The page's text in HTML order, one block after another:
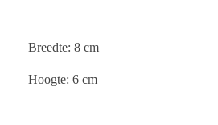
Breedte: 8 cm
Hoogte: 6 cm